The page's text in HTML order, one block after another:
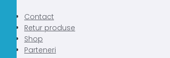
Contact
Retur produse
Shop
Parteneri